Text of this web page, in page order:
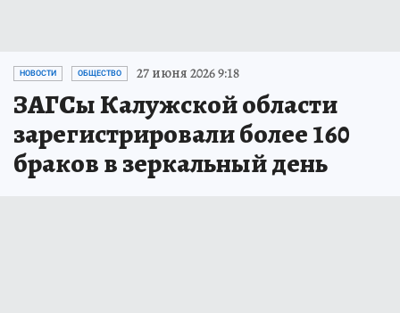
НОВОСТИ ОБЩЕСТВО 27 июня 2026 9:18
ЗАГСы Калужской области
зарегистрировали более 160
браков в зеркальный день